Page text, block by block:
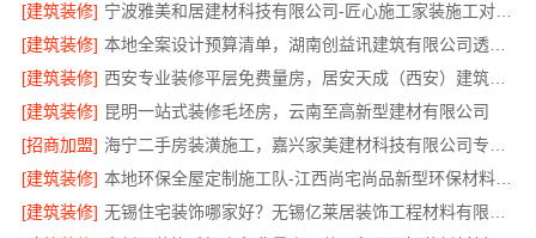
[建筑装修]
宁波雅美和居建材科技有限公司-匠心施工家装施工对接渠道
[建筑装修]
本地全案设计预算清单，湖南创益讯建筑有限公司透明公开
[建筑装修]
西安专业装修平层免费量房，居安天成（西安）建筑工程有限责任公司
[建筑装修] 昆明一站式装修毛坯房，云南至高新型建材有限公司
[招商加盟]
[建筑装修]
本地环保全屋定制施工队-江西尚宅尚品新型环保材料有限公司
[建筑装修]